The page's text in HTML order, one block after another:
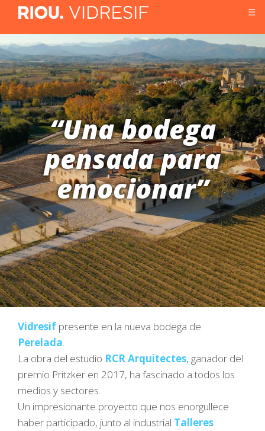
☰
“Una bodega
pensada para
emocionar”
Vidresif presente en la nueva bodega de
Perelada.
La obra del estudio RCR Arquitectes, ganador del
premio Pritzker en 2017, ha fascinado a todos los
medios y sectores.
Un impresionante proyecto que nos enorgullece
haber participado, junto al industrial Talleres